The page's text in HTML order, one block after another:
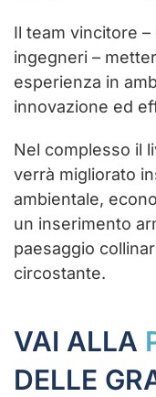
Il team vincitore
ingegneri –
esperienza in
innovazione ed
Nel complesso il
verrà migliorato
ambientale,
un inserimento
paesaggio
circostante.
VAI ALLA
DELLE